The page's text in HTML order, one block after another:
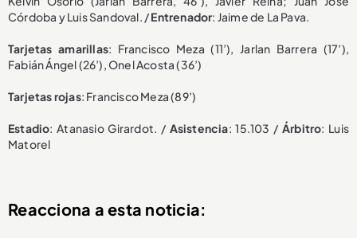
Córdoba y Luis Sandoval. /Entrenador: Jaime de La Pava.
Tarjetas amarillas: Francisco Meza (11’), Jarlan Barrera (17’),
Fabián Ángel (26’), Onel Acosta (36’)
Tarjetas rojas: Francisco Meza (89’)
Estadio: Atanasio Girardot. / Asistencia: 15.103 / Árbitro: Luis
Matorel
Reacciona a esta noticia: